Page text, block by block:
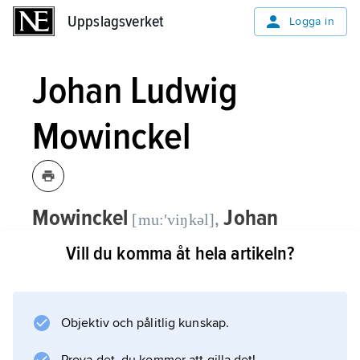
Uppslagsverket Logga in
Johan Ludwig
Mowinckel
Mowinckel [mu:ʹviŋkəl],Johan
Ludwig, född 22 oktober 1870, död 30
första gången 1906–09, parlamentarisk
Vill du komma åt hela artikeln?
Objektiv och pålitlig kunskap.